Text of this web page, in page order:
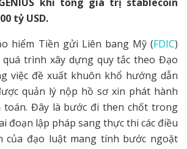
tỷ USD.
hiểm Tiền gửi Liên bang Mỹ (FDIC)
quá trình xây dựng quy tắc theo Đạo
việc đề xuất khuôn khổ hướng dẫn
quản lý nộp hồ sơ xin phát hành
toán. Đây là bước đi then chốt trong
đoạn lập pháp sang thực thi các điều
của đạo luật mang tính bước ngoặt